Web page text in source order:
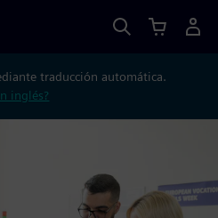
traducción automática.
inglés?